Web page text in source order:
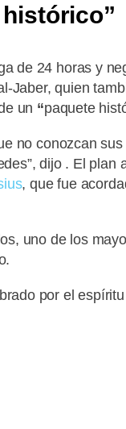
histórico”
de 24 horas y
Jaber, quien
un “paquete
no conozcan
dijo . El plan
, que fue
uno de los
por el